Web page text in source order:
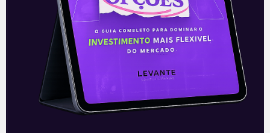
Taesa (TAEE11): Resultado do
4T20